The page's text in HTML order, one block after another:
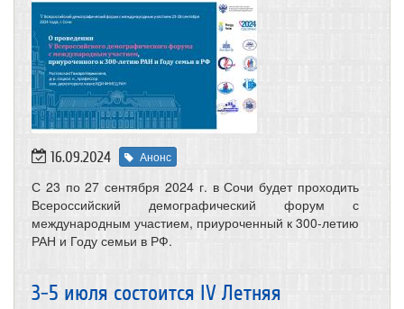
16.09.2024 Анонс
С 23 по 27 сентября 2024 г. в Сочи будет проходить
Всероссийский демографический форум с
международным участием, приуроченный к 300-летию
РАН и Году семьи в РФ.
3-5 июля состоится IV Летняя